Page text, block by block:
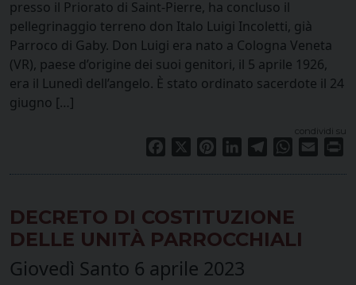
presso il Priorato di Saint-Pierre, ha concluso il
pellegrinaggio terreno don Italo Luigi Incoletti, già
Parroco di Gaby. Don Luigi era nato a Cologna Veneta
(VR), paese d’origine dei suoi genitori, il 5 aprile 1926,
era il Lunedì dell’angelo. È stato ordinato sacerdote il 24
giugno […]
condividi su
Facebook PinterestLinkedInTelegramWhatsApp
Email
DECRETO DI COSTITUZIONE
DELLE UNITÀ PARROCCHIALI
Giovedì Santo 6 aprile 2023